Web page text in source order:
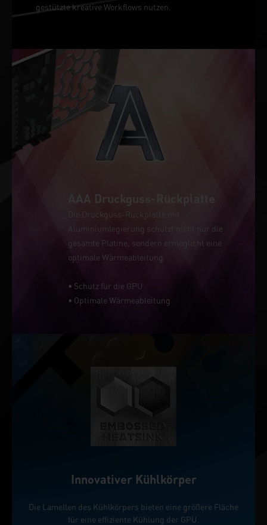
gestützte kreative Workflows nutzen.
AAA Druckguss-Rückplatte
Die Druckguss-Rückplatte mit
Aluminiumlegierung schützt nicht nur die
gesamte Platine, sondern ermöglicht eine
optimale Wärmeableitung
• Schutz für die GPU
• Optimale Wärmeableitung
Innovativer Kühlkörper
Die Lamellen des Kühlkörpers bieten eine größere Fläche
für eine effiziente Kühlung der GPU.